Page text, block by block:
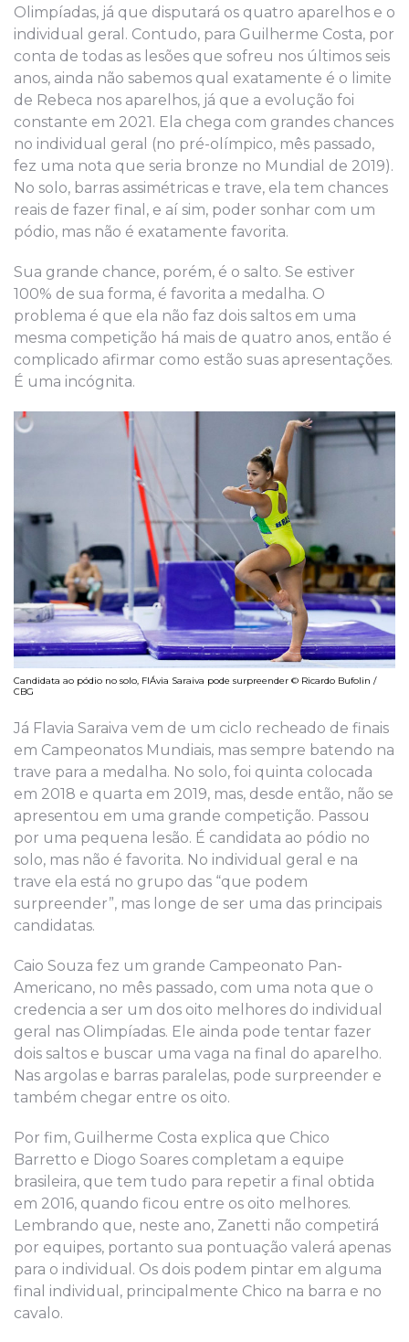
Olimpíadas, já que disputará os quatro aparelhos e o
individual geral. Contudo, para Guilherme Costa, por
conta de todas as lesões que sofreu nos últimos seis
anos, ainda não sabemos qual exatamente é o limite
de Rebeca nos aparelhos, já que a evolução foi
constante em 2021. Ela chega com grandes chances
no individual geral (no pré-olímpico, mês passado,
fez uma nota que seria bronze no Mundial de 2019).
No solo, barras assimétricas e trave, ela tem chances
reais de fazer final, e aí sim, poder sonhar com um
pódio, mas não é exatamente favorita.
Sua grande chance, porém, é o salto. Se estiver
100% de sua forma, é favorita a medalha. O
problema é que ela não faz dois saltos em uma
mesma competição há mais de quatro anos, então é
complicado afirmar como estão suas apresentações.
É uma incógnita.
Candidata ao pódio no solo, FlÁvia Saraiva pode surpreender © Ricardo Bufolin /
CBG
Já Flavia Saraiva vem de um ciclo recheado de finais
em Campeonatos Mundiais, mas sempre batendo na
trave para a medalha. No solo, foi quinta colocada
em 2018 e quarta em 2019, mas, desde então, não se
apresentou em uma grande competição. Passou
por uma pequena lesão. É candidata ao pódio no
solo, mas não é favorita. No individual geral e na
trave ela está no grupo das “que podem
surpreender”, mas longe de ser uma das principais
candidatas.
Caio Souza fez um grande Campeonato Pan-
Americano, no mês passado, com uma nota que o
credencia a ser um dos oito melhores do individual
geral nas Olimpíadas. Ele ainda pode tentar fazer
dois saltos e buscar uma vaga na final do aparelho.
Nas argolas e barras paralelas, pode surpreender e
também chegar entre os oito.
Por fim, Guilherme Costa explica que Chico
Barretto e Diogo Soares completam a equipe
brasileira, que tem tudo para repetir a final obtida
em 2016, quando ficou entre os oito melhores.
Lembrando que, neste ano, Zanetti não competirá
por equipes, portanto sua pontuação valerá apenas
para o individual. Os dois podem pintar em alguma
final individual, principalmente Chico na barra e no
cavalo.